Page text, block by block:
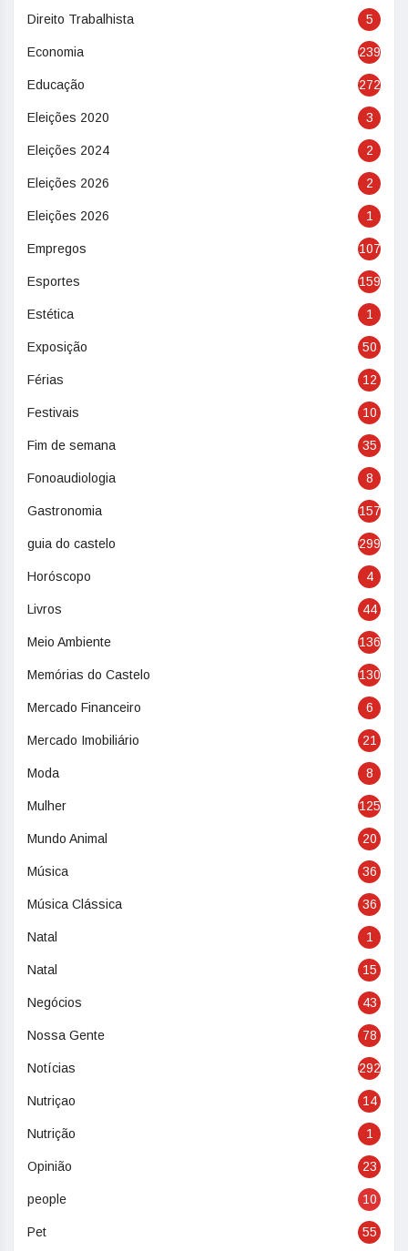
Direito Trabalhista 5
Economia 239
Educação 272
Eleições 2020 3
Eleições 2024 2
Eleições 2026 2
Eleições 2026 1
Empregos 107
Esportes 159
Estética 1
Exposição 50
Férias 12
Festivais 10
Fim de semana 35
Fonoaudiologia 8
Gastronomia 157
guia do castelo 299
Horóscopo 4
Livros 44
Meio Ambiente 136
Memórias do Castelo 130
Mercado Financeiro 6
Mercado Imobiliário 21
Moda 8
Mulher 125
Mundo Animal 20
Música 36
Música Clássica 36
Natal 1
Natal 15
Negócios 43
Nossa Gente 78
Notícias 292
Nutriçao 14
Nutrição 1
Opinião 23
people 10
Pet 55